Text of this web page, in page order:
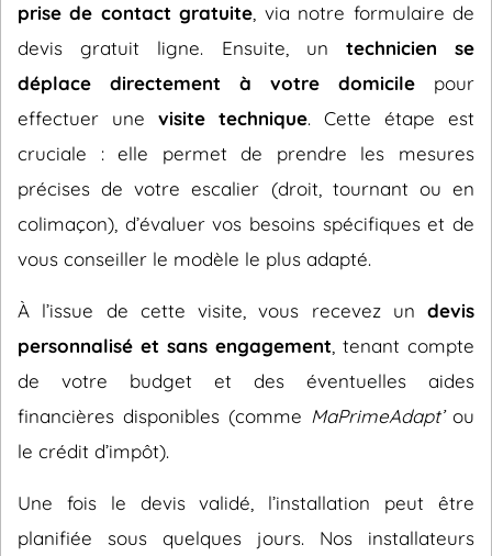
prise de contact gratuite , via notre formulaire de
devis gratuit ligne. Ensuite, un technicien se
déplace directement à votre domicile pour
effectuer une visite technique. Cette étape est
cruciale : elle permet de prendre les mesures
précises de votre escalier (droit, tournant ou en
colimaçon), d’évaluer vos besoins spécifiques et de
vous conseiller le modèle le plus adapté.
À l’issue de cette visite, vous recevez un devis
personnalisé et sans engagement , tenant compte
de votre budget et des éventuelles aides
financières disponibles (comme MaPrimeAdapt’ou
le crédit d’impôt).
Une fois le devis validé, l’installation peut être
planifiée sous quelques jours. Nos installateurs